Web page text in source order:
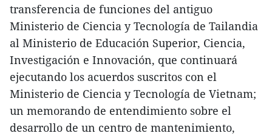
transferencia de funciones del antiguo
Ministerio de Ciencia y Tecnología de Tailandia
al Ministerio de Educación Superior, Ciencia,
Investigación e Innovación, que continuará
ejecutando los acuerdos suscritos con el
Ministerio de Ciencia y Tecnología de Vietnam;
un memorando de entendimiento sobre el
desarrollo de un centro de mantenimiento,